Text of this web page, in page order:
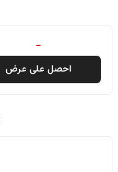
-
احصل على عرض